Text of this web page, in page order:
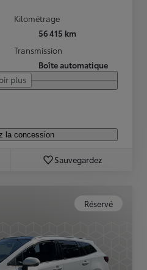
Kilométrage
56 415 km
Transmission
Boîte automatique
plus
la concession
Sauvegardez
Réservé